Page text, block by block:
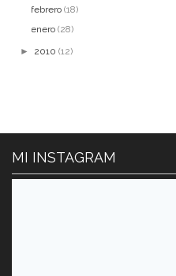
febrero(18)
enero(28)
► 2010 (12)
MI INSTAGRAM